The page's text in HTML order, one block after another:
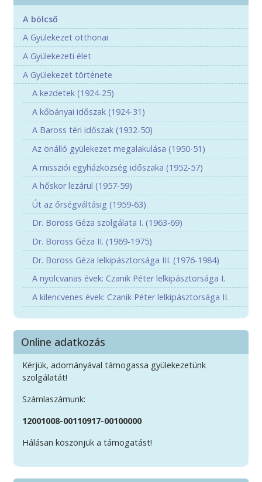
A bölcső
A Gyülekezet otthonai
A Gyülekezeti élet
A Gyülekezet története
A kezdetek (1924-25)
A kőbányai időszak (1924-31)
A Baross téri időszak (1932-50)
Az önálló gyülekezet megalakulása (1950-51)
A missziói egyházközség időszaka (1952-57)
A hőskor lezárul (1957-59)
Út az őrségváltásig (1959-63)
Dr. Boross Géza szolgálata I. (1963-69)
Dr. Boross Géza II. (1969-1975)
Dr. Boross Géza lelkipásztorsága III. (1976-1984)
A nyolcvanas évek: Czanik Péter lelkipásztorsága I.
A kilencvenes évek: Czanik Péter lelkipásztorsága II.
Online adatkozás
Kérjük, adományával támogassa gyülekezetünk
szolgálatát!
Számlaszámunk:
12001008-00110917-00100000
Hálásan köszönjük a támogatást!